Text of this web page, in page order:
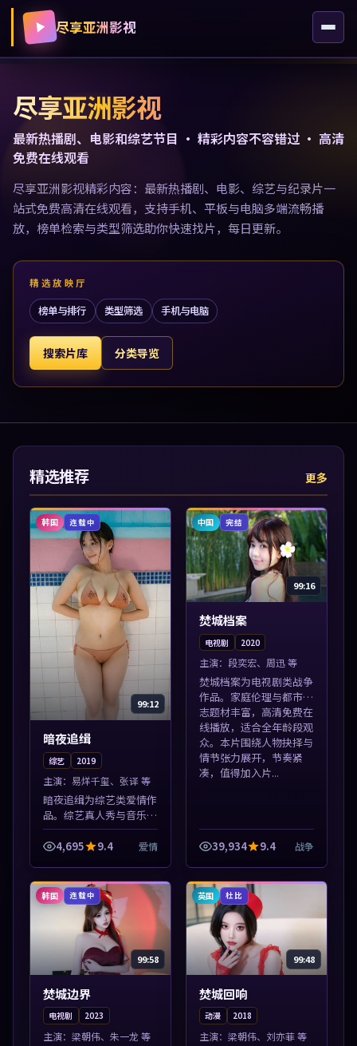
尽享亚洲影视
尽享亚洲影视
最新热播剧、电影和综艺节目 · 精彩内容不容错过 · 高清
免费在线观看
尽享亚洲影视精彩内容：最新热播剧、电影、综艺与纪录片一
站式免费高清在线观看，支持手机、平板与电脑多端流畅播
放，榜单检索与类型筛选助你快速找片，每日更新。
精选放映厅
榜单与排行 类型筛选 手机与电脑
搜索片库 分类导览
精选推荐 更多
韩国 连载中
99:12
暗夜追缉
综艺 2019
主演： 易烊千玺、张译 等
暗夜追缉为综艺类爱情作
品。综艺真人秀与音乐现
场收录，亚洲影视平台每
日上新，轻松发现好片。
得加入片单。
4,695 9.4 爱情
中国 完结
99:16
焚城档案
电视剧 2020
主演： 段奕宏、周迅 等
焚城档案为电视剧类战争
作品。家庭伦理与都市励
志题材丰富，高清免费在
线播放，适合全年龄段观
众。本片围绕人物抉择与
情节张力展开，节奏紧
凑，值得加入片...
39,934 9.4 战争
韩国 连载中
99:58
焚城边界
电视剧 2023
主演： 梁朝伟、朱一龙 等
英国 杜比
99:48
焚城回响
动漫 2018
主演： 梁朝伟、刘亦菲 等